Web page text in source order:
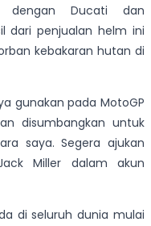
dengan Ducati dan
dari penjualan helm ini
kebakaran hutan di
gunakan pada MotoGP
disumbangkan untuk
saya. Segera ajukan
Miller dalam akun
di seluruh dunia mulai